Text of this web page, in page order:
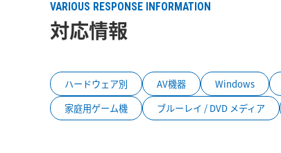
VARIOUS RESPONSE INFORMATION
対応情報
ハードウェア別 AV機器 Windows
家庭用ゲーム機
ブルーレイ / DVD メディア